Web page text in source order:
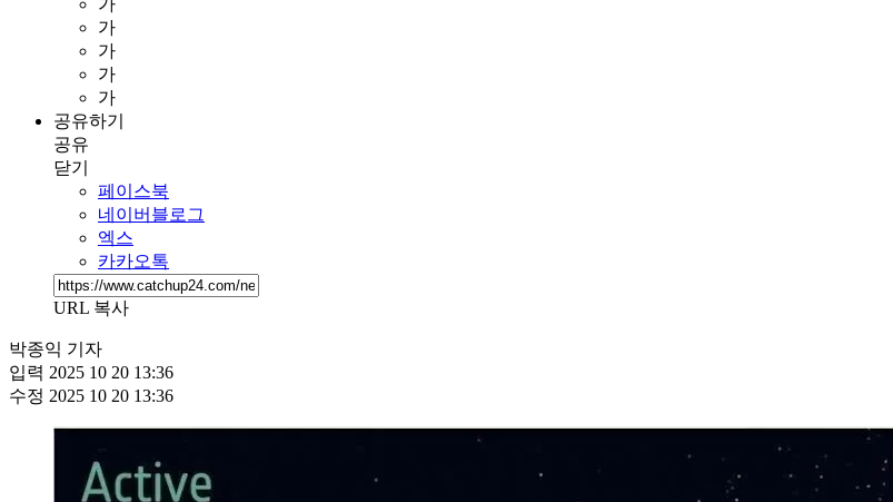
가
가
가
가
공유하기
공유
닫기
페이스북
네이버블로그
엑스
카카오톡
URL 복사
박종익 기자
입력 2025 10 20 13:36
수정 2025 10 20 13:36